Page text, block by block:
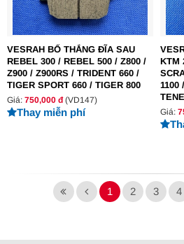
VESRAH BỐ THẮNG ĐĨA SAU
REBEL 300 / REBEL 500 / Z800 /
Z900 / Z900RS / TRIDENT 660 /
TIGER SPORT 660 / TIGER 800
Giá: 750,000 đ(VD147)
Thay miễn phí
KTM
1100
Giá:
1 2 3 4